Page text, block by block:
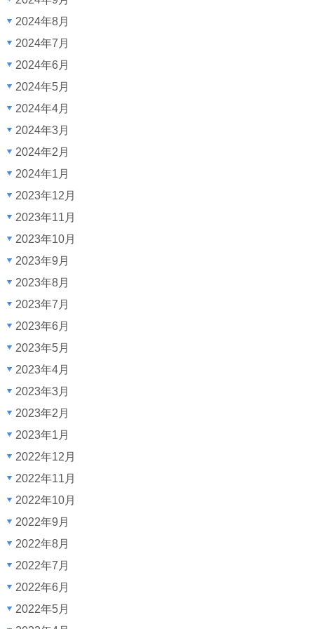
2024年8月
2024年7月
2024年6月
2024年5月
2024年4月
2024年3月
2024年2月
2024年1月
2023年12月
2023年11月
2023年10月
2023年9月
2023年8月
2023年7月
2023年6月
2023年5月
2023年4月
2023年3月
2023年2月
2023年1月
2022年12月
2022年11月
2022年10月
2022年9月
2022年8月
2022年7月
2022年6月
2022年5月